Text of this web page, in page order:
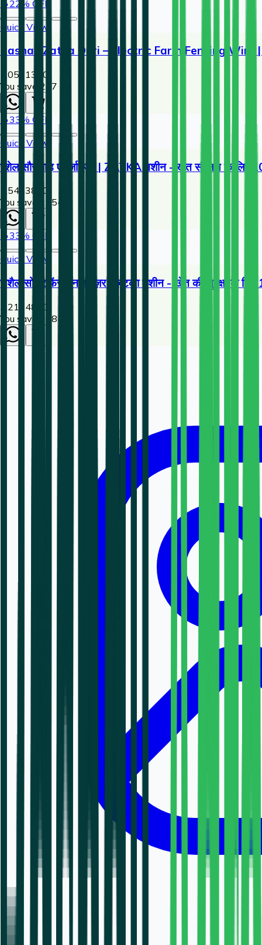
🔥 22 % OFF
Quick View
Rashail Zatka Dori – Electric Farm Fencing
1,053 1350
You save ₹
297
🔥33 % OFF
Quick View
रशेल सौर बाड़ एनर्जाइज़र | ZATKA मशीन - खेत संरक्षण के लिए
2,546 3800
You save ₹
1254
🔥33 % OFF
Quick View
राशैल सोलर फेंस एनर्जाइज़र | ज़टका मशीन - खेत की सुरक्षा के लिए
3,216 4800
You save ₹
1584